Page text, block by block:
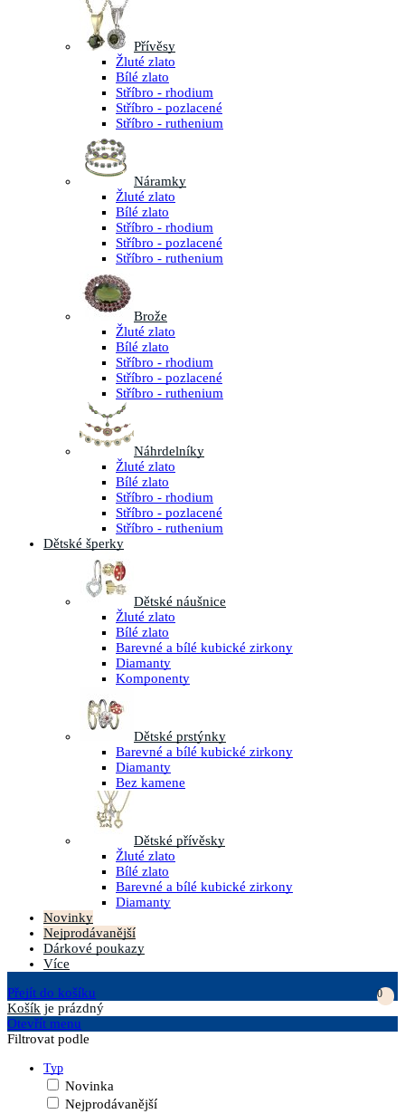
Přívěsy
Žluté zlato
Bílé zlato
Stříbro - rhodium
Stříbro - pozlacené
Stříbro - ruthenium
Náramky
Žluté zlato
Bílé zlato
Stříbro - rhodium
Stříbro - pozlacené
Stříbro - ruthenium
Brože
Žluté zlato
Bílé zlato
Stříbro - rhodium
Stříbro - pozlacené
Stříbro - ruthenium
Náhrdelníky
Žluté zlato
Bílé zlato
Stříbro - rhodium
Stříbro - pozlacené
Stříbro - ruthenium
Dětské šperky
Dětské náušnice
Žluté zlato
Bílé zlato
Barevné a bílé kubické zirkony
Diamanty
Komponenty
Dětské prstýnky
Barevné a bílé kubické zirkony
Diamanty
Bez kamene
Dětské přívěsky
Žluté zlato
Bílé zlato
Barevné a bílé kubické zirkony
Diamanty
Novinky
Nejprodávanější
Dárkové poukazy
Více
Přejít do košíku
0
Košík je prázdný
Otevřít menu
Filtrovat podle
Typ
Novinka
Nejprodávanější